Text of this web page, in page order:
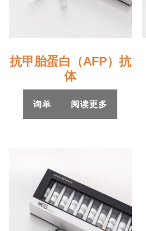
抗甲胎蛋白（AFP）抗
体
询单 阅读更多